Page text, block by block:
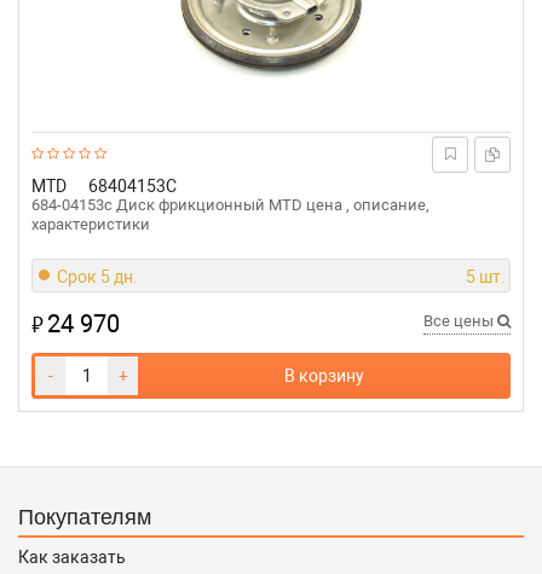
MTD 68404153C
684-04153c Диск фрикционный MTD цена , описание,
характеристики
Срок 5 дн. 5 шт.
₽24 970 Все цены
- + В корзину
Покупателям
Как заказать